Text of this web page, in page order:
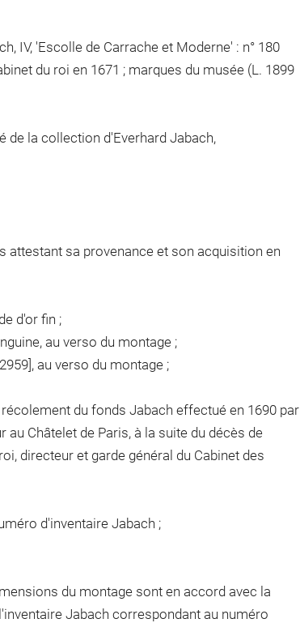
IV, 'Escolle de Carrache et Moderne' : n° 180
du roi en 1671 ; marques du musée (L. 1899
de la collection d'Everhard Jabach,
attestant sa provenance et son acquisition en
d'or fin ;
au verso du montage ;
au verso du montage ;
du fonds Jabach effectué en 1690 par
Châtelet de Paris, à la suite du décès de
directeur et garde général du Cabinet des
d'inventaire Jabach ;
du montage sont en accord avec la
Jabach correspondant au numéro